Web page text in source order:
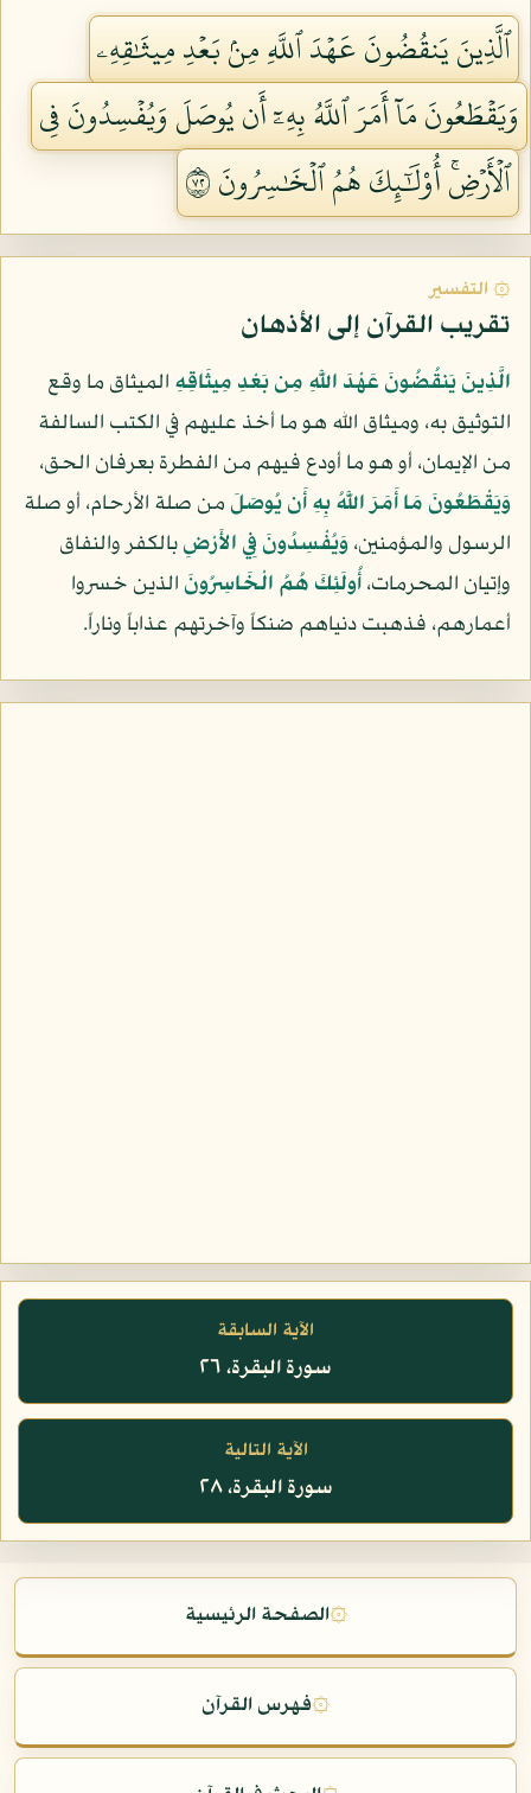
ٱلَّذِينَ يَنقُضُونَ عَهۡدَ ٱللَّهِ مِنۢ بَعۡدِ مِيثَٰقِهِۦ
وَيَقۡطَعُونَ مَآ أَمَرَ ٱللَّهُ بِهِۦٓ أَن يُوصَلَ وَيُفۡسِدُونَ فِي
ٱلۡأَرۡضِۚ أُوْلَٰٓئِكَ هُمُ ٱلۡخَٰسِرُونَ ٢٧
۞ التفسير
تقريب القرآن إلى الأذهان
الَّذِينَ يَنقُضُونَ عَهْدَ اللَّهِ مِن بَعْدِ مِيثَاقِهِ الميثاق ما وقع
التوثيق به، وميثاق الله هو ما أخذ عليهم في الكتب السالفة
من الإيمان، أو هو ما أودع فيهم من الفطرة بعرفان الحق،
وَيَقْطَعُونَ مَا أَمَرَ اللَّهُ بِهِ أَن يُوصَلَ من صلة الأرحام، أو صلة
الرسول والمؤمنين،وَيُفْسِدُونَ فِي الأَرْضِبالكفر والنفاق
وإتيان المحرمات،أُولَئِكَ هُمُ الْخَاسِرُونَ الذين خسروا
أعمارهم، فذهبت دنياهم ضنكاً وآخرتهم عذاباً وناراً.
الآية السابقة
سورة البقرة، ٢٦
الآية التالية
سورة البقرة، ٢٨
۞الصفحة الرئيسية
۞فهرس القرآن